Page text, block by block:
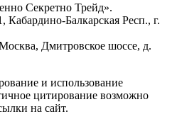
Секретно Трейд».
Балкарская Респ., г.
Дмитровское шоссе, д.
и использование
цитирование возможно
на сайт.